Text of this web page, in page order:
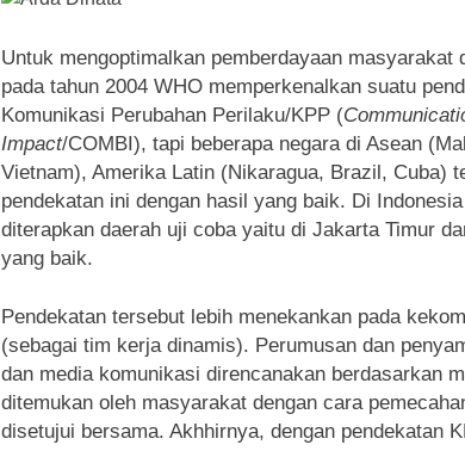
Untuk mengoptimalkan pemberdayaan masyarakat
pada tahun 2004 WHO memperkenalkan suatu
Komunikasi Perubahan Perilaku/KPP (
Impact/COMBI), tapi beberapa negara di Asean
Vietnam), Amerika Latin (Nikaragua, Brazil, Cuba)
pendekatan ini dengan hasil yang baik. Di
diterapkan daerah uji coba yaitu di Jakarta Timur
yang baik.
Pendekatan tersebut lebih menekankan pada
(sebagai tim kerja dinamis). Perumusan dan
dan media komunikasi direncanakan berdasarkan
ditemukan oleh masyarakat dengan cara
disetujui bersama. Akhhirnya, dengan pendekatan